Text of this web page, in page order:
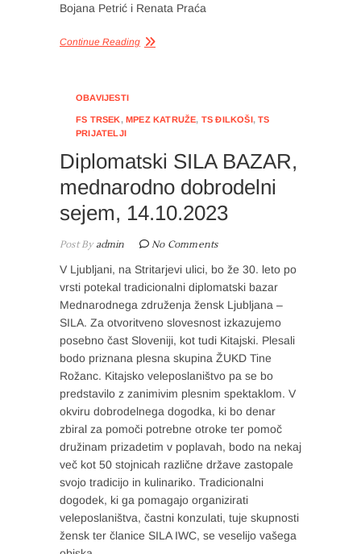
Bojana Petrić i Renata Praća
Continue Reading
OBAVIJESTI
FS TRSEK,MPEZ KATRUŽE, TS ĐILKOŠI,TS
PRIJATELJI
Diplomatski SILA BAZAR,
mednarodno dobrodelni
sejem, 14.10.2023
Post Byadmin No Comments
V Ljubljani, na Stritarjevi ulici, bo že 30. leto po
vrsti potekal tradicionalni diplomatski bazar
Mednarodnega združenja žensk Ljubljana –
SILA. Za otvoritveno slovesnost izkazujemo
posebno čast Sloveniji, kot tudi Kitajski. Plesali
bodo priznana plesna skupina ŽUKD Tine
Rožanc. Kitajsko veleposlaništvo pa se bo
predstavilo z zanimivim plesnim spektaklom. V
okviru dobrodelnega dogodka, ki bo denar
zbiral za pomoči potrebne otroke ter pomoč
družinam prizadetim v poplavah, bodo na nekaj
več kot 50 stojnicah različne države zastopale
svojo tradicijo in kulinariko. Tradicionalni
dogodek, ki ga pomagajo organizirati
veleposlaništva, častni konzulati, tuje skupnosti
žensk ter članice SILA IWC, se veselijo vašega